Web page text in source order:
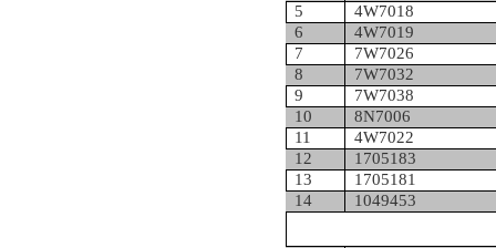
5
4W7018
6
4W7019
7
7W7026
8
7W7032
9
7W7038
10
8N7006
11
4W7022
12
1705183
13
1705181
14
1049453